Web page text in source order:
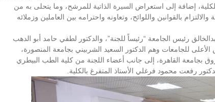
للكلية، إضافة إلى استعراض السيرة الذاتية للمرشح، وما يتحلى به من
بالقوانين واللوائح، وتعاونه واحترامه بين العاملين وزملائه
رئيس الجامعة “رئيساً للجنة”، والدكتور لطفي حامد أبو الدهب
للجامعات وهم الدكتور السعيد الشربيني بجامعة المنصورة،
بجامعة القاهرة، إلى جانب أعضاء اللجنة من كلية الطب البيطري
رفعت محمود فرغلي الأستاذ المتفرغ بالكلية.